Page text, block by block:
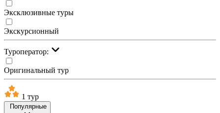
Эксклюзивные туры
Экскурсионный
Туроператор:
Оригинальный тур
1 тур
Популярные